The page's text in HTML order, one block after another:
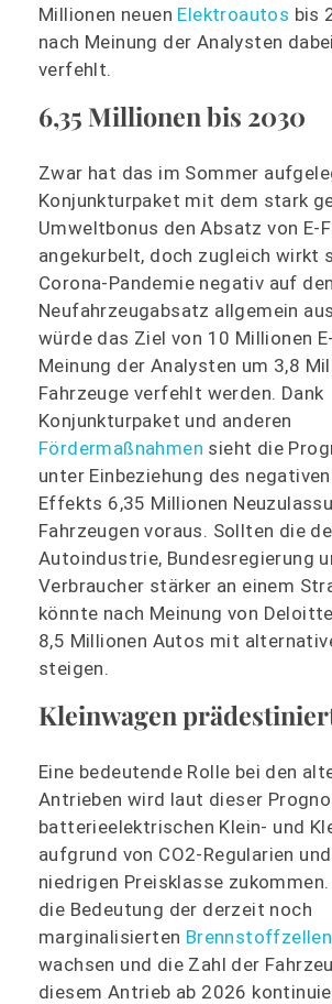
Millionen neuen Elektroautos bis
nach Meinung der Analysten
verfehlt.
6,35 Millionen bis 2030
Zwar hat das im Sommer
Konjunkturpaket mit dem stark
Umweltbonus den Absatz von E-
angekurbelt, doch zugleich wirkt
Corona-Pandemie negativ auf den
Neufahrzeugabsatz allgemein
würde das Ziel von 10 Millionen
Meinung der Analysten um 3,8
Fahrzeuge verfehlt werden. Dank
Konjunkturpaket und anderen
Fördermaßnahmen sieht die
unter Einbeziehung des
Effekts 6,35 Millionen
Fahrzeugen voraus. Sollten die
Autoindustrie, Bundesregierung
Verbraucher stärker an einem
könnte nach Meinung von
8,5 Millionen Autos mit
steigen.
Kleinwagen
Eine bedeutende Rolle bei den
Antrieben wird laut dieser
batterieelektrischen Klein- und
aufgrund von CO2-Regularien
niedrigen Preisklasse
die Bedeutung der derzeit noch
marginalisierten
wachsen und die Zahl der
diesem Antrieb ab 2026